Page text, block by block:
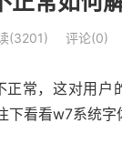
(3201) 评论(0)
常，这对用户
看看w7系统字